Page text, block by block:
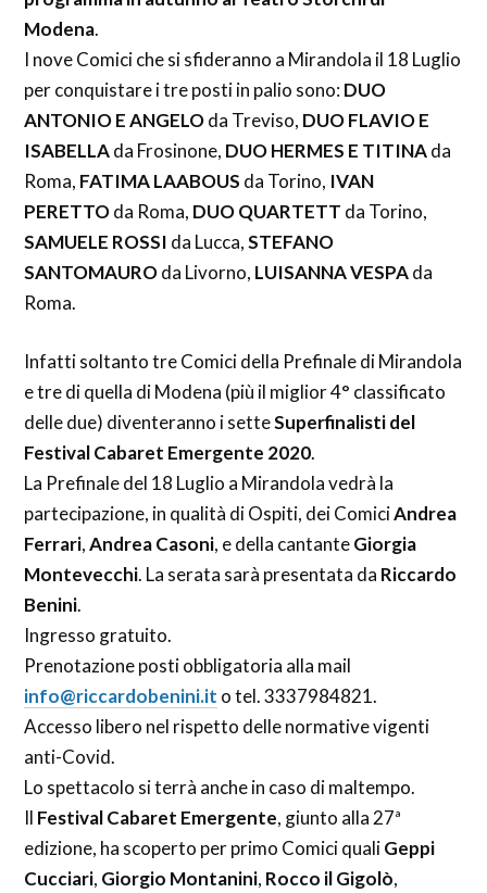
Modena.
I nove Comici che si sfideranno a Mirandola il 18 Luglio
per conquistare i tre posti in palio sono:DUO
ANTONIO E ANGELOda Treviso, DUO FLAVIO E
ISABELLAda Frosinone, DUO HERMES E TITINAda
Roma, FATIMA LAABOUS da Torino, IVAN
PERETTOda Roma, DUO QUARTETT da Torino,
SAMUELE ROSSI da Lucca,STEFANO
SANTOMAUROda Livorno, LUISANNA VESPAda
Roma.
Infatti soltanto tre Comici della Prefinale di Mirandola
e tre di quella di Modena (più il miglior 4° classificato
delle due) diventeranno i setteSuperfinalisti del
Festival Cabaret Emergente 2020.
La Prefinale del 18 Luglio a Mirandola vedrà la
partecipazione, in qualità di Ospiti, dei ComiciAndrea
Ferrari,Andrea Casoni, e della cantanteGiorgia
Montevecchi. La serata sarà presentata da Riccardo
Benini.
Ingresso gratuito.
Prenotazione posti obbligatoria alla mail
info@riccardobenini.it o tel. 3337984821.
Accesso libero nel rispetto delle normative vigenti
anti-Covid.
Lo spettacolo si terrà anche in caso di maltempo.
Il Festival Cabaret Emergente, giunto alla 27ª
edizione, ha scoperto per primo Comici qualiGeppi
Cucciari, Giorgio Montanini, Rocco il Gigolò,